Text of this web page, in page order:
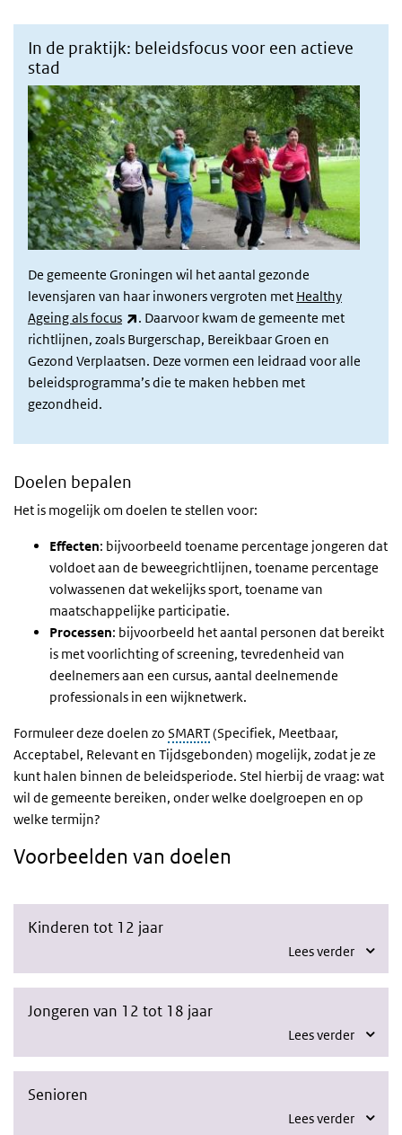
In de praktijk: beleidsfocus voor een actieve
stad
De gemeente Groningen wil het aantal gezonde
levensjaren van haar inwoners vergroten met Healthy
Ageing als focus
(externe link)
. Daarvoor kwam de gemeente met
richtlijnen, zoals Burgerschap, Bereikbaar Groen en
Gezond Verplaatsen. Deze vormen een leidraad voor alle
beleidsprogramma’s die te maken hebben met
gezondheid.
Doelen bepalen
Het is mogelijk om doelen te stellen voor:
Effecten: bijvoorbeeld toename percentage jongeren dat
voldoet aan de beweegrichtlijnen, toename percentage
volwassenen dat wekelijks sport, toename van
maatschappelijke participatie.
Processen: bijvoorbeeld het aantal personen dat bereikt
is met voorlichting of screening, tevredenheid van
deelnemers aan een cursus, aantal deelnemende
professionals in een wijknetwerk.
Formuleer deze doelen zo SMART(Specifiek, Meetbaar,
Acceptabel, Relevant en Tijdsgebonden) mogelijk, zodat je ze
kunt halen binnen de beleidsperiode. Stel hierbij de vraag: wat
wil de gemeente bereiken, onder welke doelgroepen en op
welke termijn?
Voorbeelden van doelen
Kinderen tot 12 jaar
Lees verder
Jongeren van 12 tot 18 jaar
Lees verder
Senioren
Lees verder